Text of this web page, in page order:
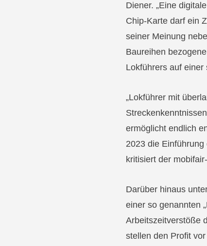
Diener. „Eine
Chip-Karte darf ein
seiner Meinung
Baureihen
Lokführers auf
„Lokführer mit
ermöglicht endlich
2023 die Einführung
kritisiert der
Darüber hinaus
einer so genannten
Arbeitszeitverstöße
stellen den Profit